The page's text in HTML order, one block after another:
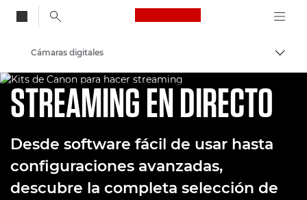
Canon Logo, back
Canon
Cámaras digitales
STREAMING EN DIRECTO
Desde software fácil de usar hasta
configuraciones avanzadas,
descubre la completa selección de